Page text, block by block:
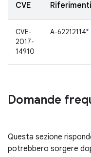
CVE Riferimenti
CVE-
2017-
14910
A-62212114*
Domande
Questa sezione
potrebbero sorgere